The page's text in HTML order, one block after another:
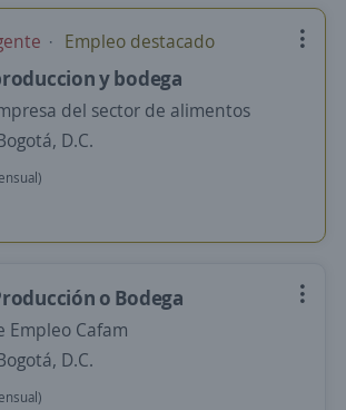
Empleo destacado
y bodega
del sector de alimentos
D.C.
o Bodega
Empleo Cafam
D.C.